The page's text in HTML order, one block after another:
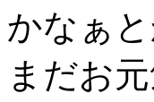
かなぁ
まだお